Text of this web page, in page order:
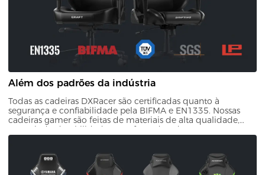
Além dos padrões da indústria
Todas as cadeiras DXRacer são certificadas quanto à
segurança e confiabilidade pela BIFMA e EN1335. Nossas
cadeiras gamer são feitas de materiais de alta qualidade,
garantindo durabilidade e conforto duradouro. Com nossa
garantia de qualidade, você pode confiar que seu